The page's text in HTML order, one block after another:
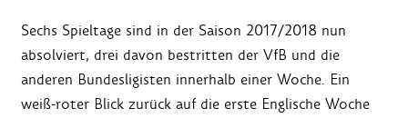
Sechs Spieltage sind in der Saison 2017/2018 nun
absolviert, drei davon bestritten der VfB und die
anderen Bundesligisten innerhalb einer Woche. Ein
weiß-roter Blick zurück auf die erste Englische Woche